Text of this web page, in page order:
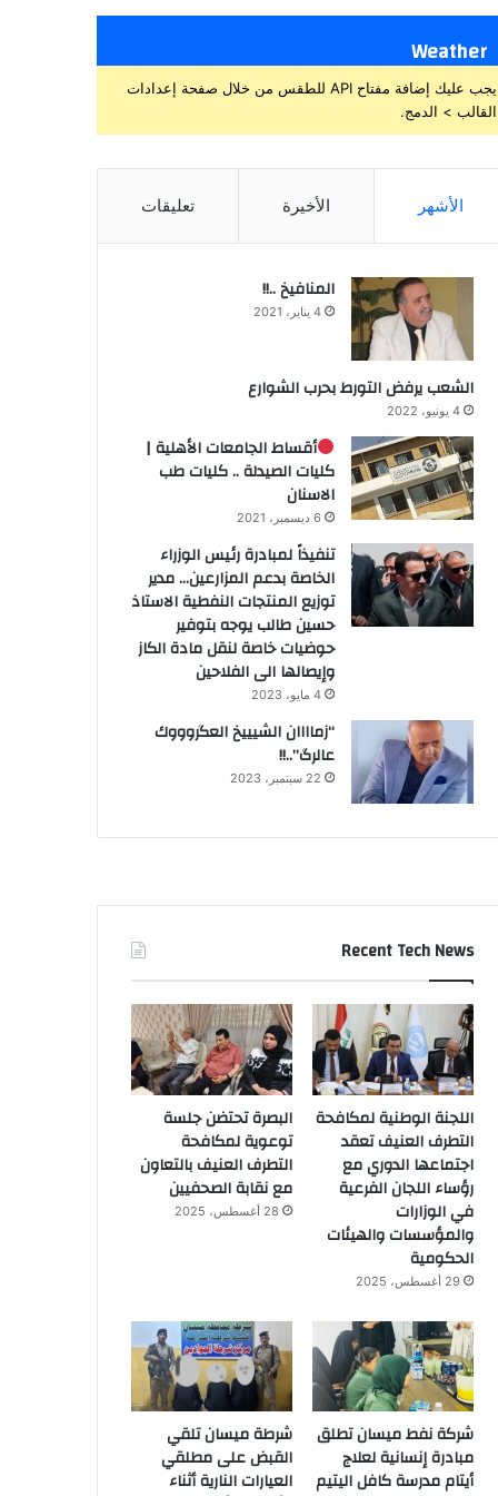
Weather
يجب عليك إضافة مفتاح API للطقس من خلال صفحة إعدادات
القالب > الدمج.
الأشهر الأخيرة تعليقات
المنافيخ ..!!
4 يناير، 2021
الشعب يرفض التورط بحرب الشوارع
4 يونيو، 2022
أقساط الجامعات الأهلية |
كليات الصيدلة .. كليات طب
الاسنان
6 ديسمبر، 2021
تنفيذاً لمبادرة رئيس الوزراء
الخاصة بدعم المزارعين… مدير
توزيع المنتجات النفطية الاستاذ
حسين طالب يوجه بتوفير
حوضيات خاصة لنقل مادة الكاز
وإيصالها الى الفلاحين
4 مايو، 2023
“زماااان الشيييخ العگروووك
عالرگ”..!!
22 سبتمبر، 2023
Recent Tech News
اللجنة الوطنية لمكافحة
التطرف العنيف تعقد
اجتماعها الدوري مع
رؤساء اللجان الفرعية
في الوزارات
والمؤسسات والهيئات
الحكومية
29 أغسطس، 2025
البصرة تحتضن جلسة
توعوية لمكافحة
التطرف العنيف بالتعاون
مع نقابة الصحفيين
28 أغسطس، 2025
شركة نفط ميسان تطلق
مبادرة إنسانية لعلاج
أيتام مدرسة كافل اليتيم
شرطة ميسان تلقي
القبض على مطلقي
العيارات النارية أثناء